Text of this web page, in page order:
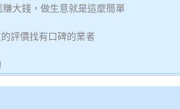
大錢，做生意就是這麼簡單
評價找有口碑的業者